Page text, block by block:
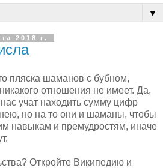
▼
2018 г.
пляска шаманов с бубном,
отношения не имеет. Да,
учат находить сумму цифр
но на то они и шаманы, чтобы
навыкам и премудростям, иначе
Откройте Википедию и